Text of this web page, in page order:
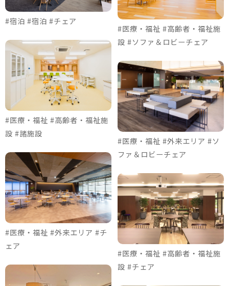
#宿泊 #宿泊 #チェア
#医療・福祉 #高齢者・福祉施
設 #諸施設
#医療・福祉 #外来エリア #チ
ェア
#医療・福祉 #高齢者・福祉施
設 #ソファ＆ロビーチェア
#医療・福祉 #外来エリア #ソ
ファ＆ロビーチェア
#医療・福祉 #高齢者・福祉施
設 #チェア